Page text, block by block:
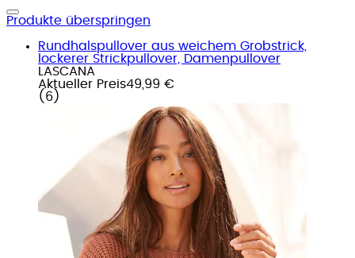
Produkte überspringen
Rundhalspullover aus weichem Grobstrick,
lockerer Strickpullover, Damenpullover
LASCANA
Aktueller Preis49,99 €
( 6 )